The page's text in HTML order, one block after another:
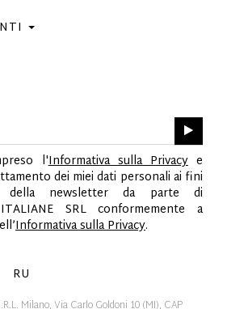
l'Informativa sulla Privacye
dei miei dati personali ai fini
della newsletter da parte di
SRL conformemente a
Informativa sulla Privacy.
RU